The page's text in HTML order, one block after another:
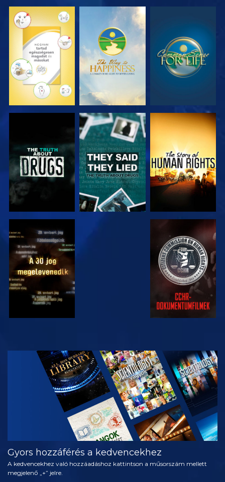
MŰSORNÉZÉS MŰSORNÉZÉS MŰSORNÉZÉS
MŰSORNÉZÉS MŰSORNÉZÉS MŰSORNÉZÉS
MŰSORNÉZÉS MŰSORNÉZÉS
MŰSORNÉZÉS
A SOROZAT
RÉSZEI
Gyors hozzáférés a kedvencekhez
A kedvencekhez való hozzáadáshoz kattintson a műsorszám mellett
megjelenő „+” jelre.